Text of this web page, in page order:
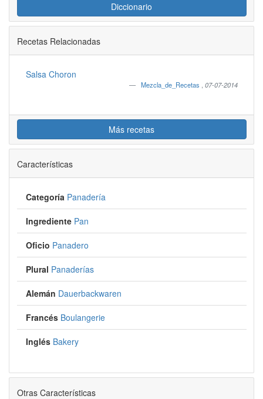
Diccionario
Recetas Relacionadas
Salsa Choron
Mezcla_de_Recetas 07-07-2014
Más recetas
Características
Categoría Panadería
Ingrediente Pan
Oficio Panadero
Plural Panaderías
Alemán Dauerbackwaren
Francés Boulangerie
Inglés Bakery
Otras Características